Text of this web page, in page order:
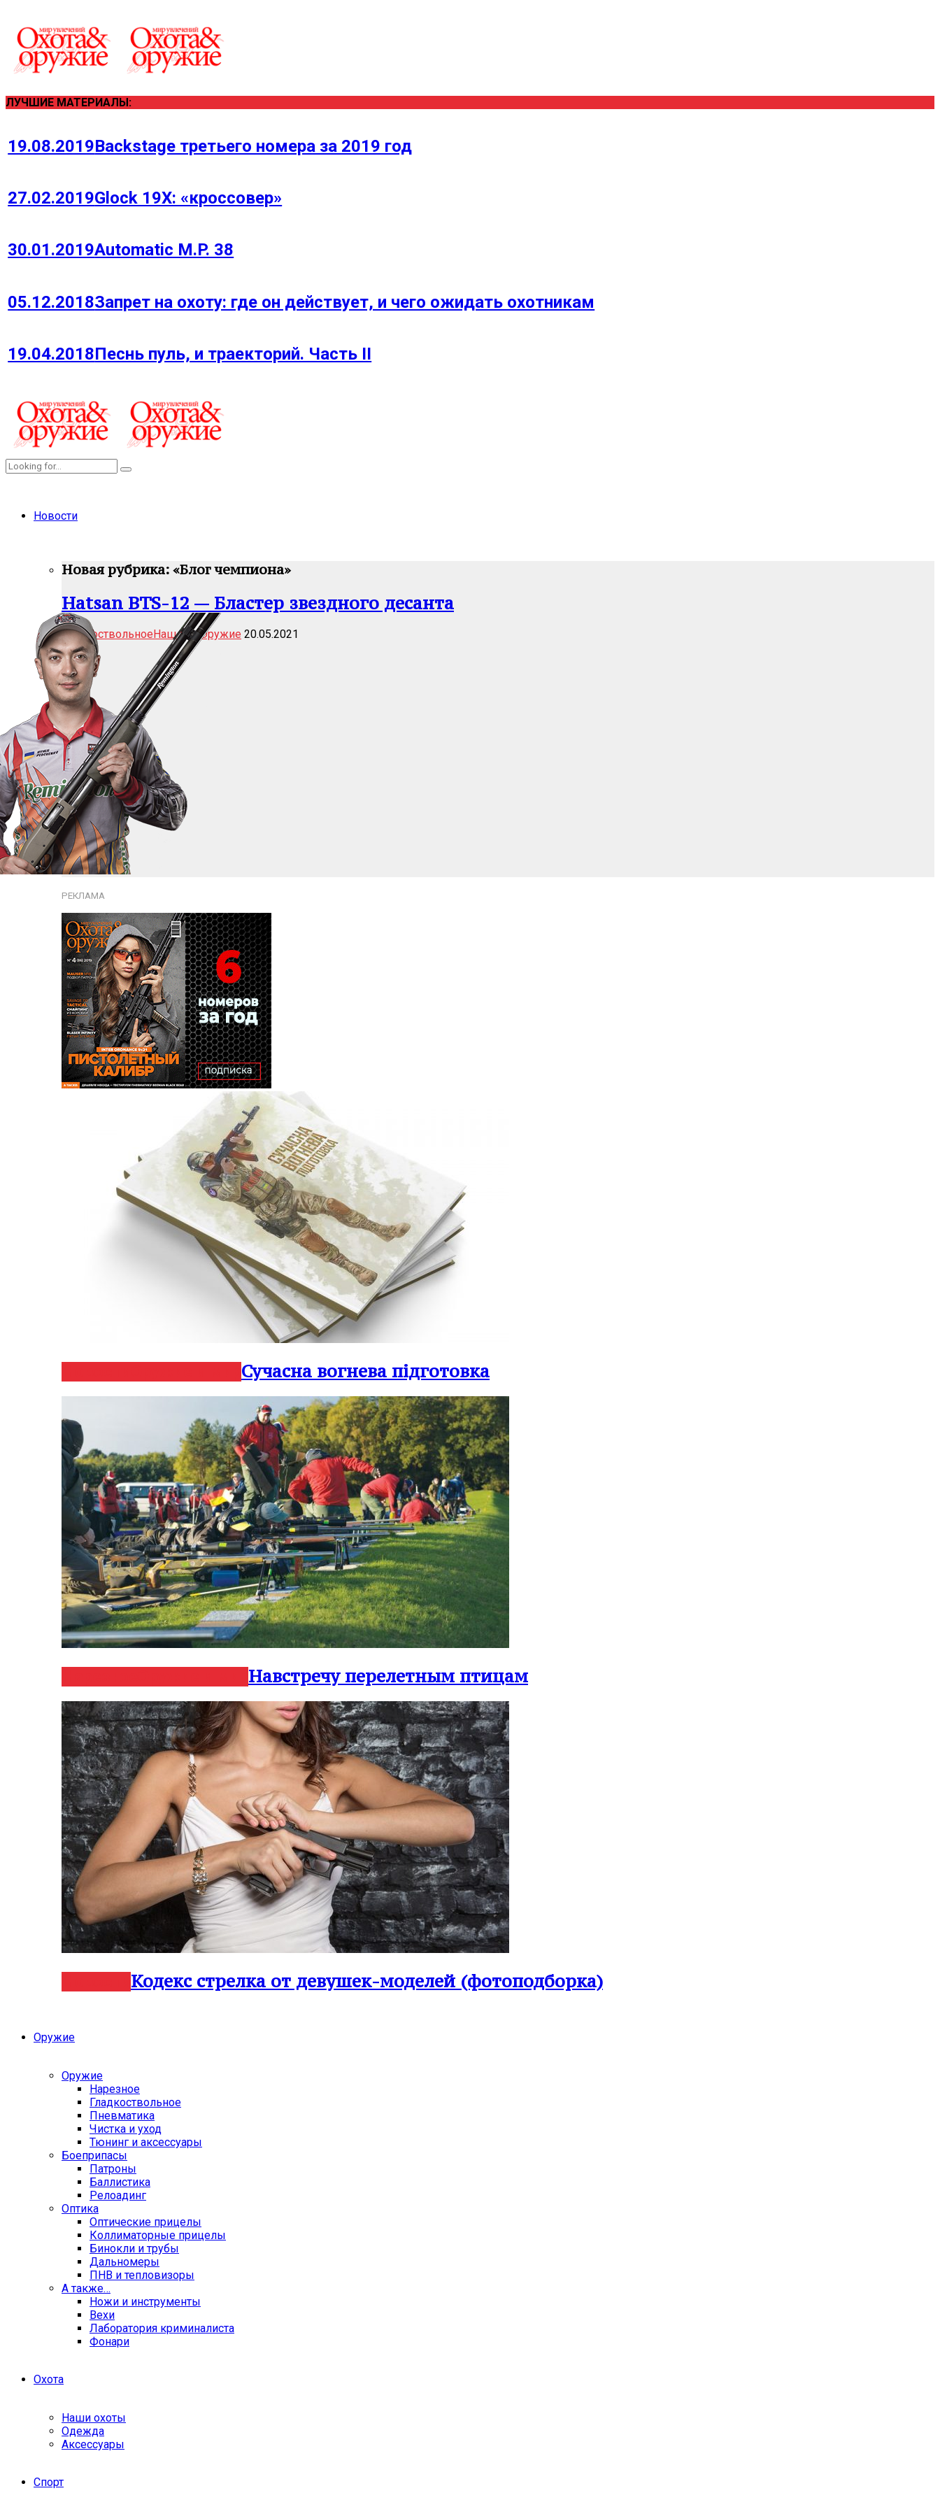
ЛУЧШИЕ МАТЕРИАЛЫ:
19.08.2019Backstage третьего номера за 2019 год
27.02.2019Glock 19Х: «кроссовер»
30.01.2019Automatic M.P. 38
05.12.2018Запрет на охоту: где он действует, и чего ожидать охотникам
19.04.2018Песнь пуль, и траекторий. Часть II
Новости
Новая рубрика: «Блог чемпиона»
Hatsan BTS-12 — Бластер звездного десанта
Гладкоствольное Наш тестОружие 20.05.2021
РЕКЛАМА
Сучасна вогнева підготовка
Навстречу перелетным птицам
Кодекс стрелка от девушек-моделей (фотоподборка)
Оружие
Оружие
Нарезное
Гладкоствольное
Пневматика
Чистка и уход
Тюнинг и аксессуары
Боеприпасы
Патроны
Баллистика
Релоадинг
Оптика
Оптические прицелы
Коллиматорные прицелы
Бинокли и трубы
Дальномеры
ПНВ и тепловизоры
А также…
Ножи и инструменты
Вехи
Лаборатория криминалиста
Фонари
Охота
Наши охоты
Одежда
Аксессуары
Спорт